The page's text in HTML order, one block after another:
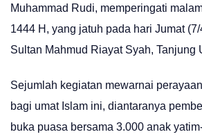
Muhammad Rudi, memperingati
1444 H, yang jatuh pada hari Jumat
Sultan Mahmud Riayat Syah, Tanjung
Sejumlah kegiatan mewarnai
bagi umat Islam ini, diantaranya
buka puasa bersama 3.000 anak